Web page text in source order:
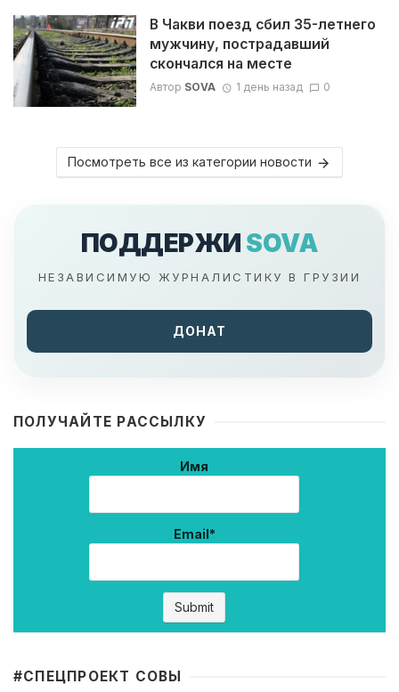
В Чакви поезд сбил 35-летнего
мужчину, пострадавший
скончался на месте
Автор SOVA 1 день назад 0
Посмотреть все из категории новости
ПОДДЕРЖИ SOVA
НЕЗАВИСИМУЮ ЖУРНАЛИСТИКУ В ГРУЗИИ
ДОНАТ
ПОЛУЧАЙТЕ РАССЫЛКУ
Имя
Email*
#CПЕЦПРОЕКТ СОВЫ